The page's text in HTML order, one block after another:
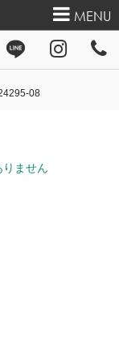
MENU
08
りません